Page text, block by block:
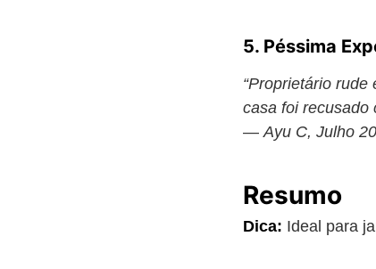
5. Péssima
“Proprietário
casa foi recusado
—Ayu C, Julho
Resumo
Dica: Ideal para